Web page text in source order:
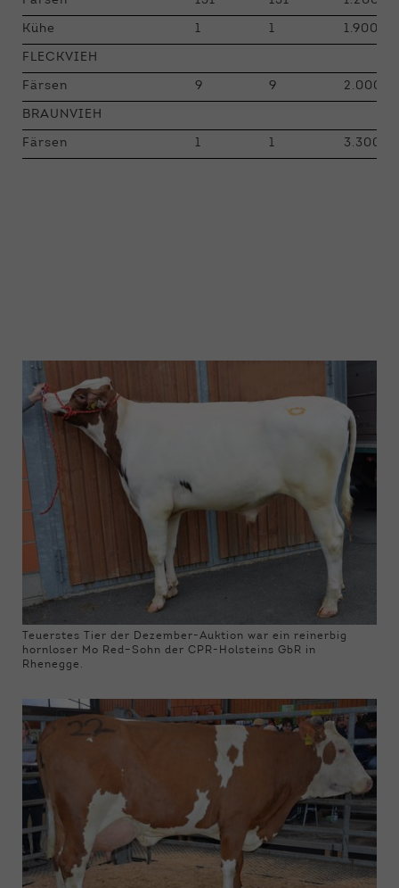
Kühe 1 1 1.900
FLECKVIEH
Färsen 9 9 2.000 -
BRAUNVIEH
Färsen 1 1 3.300
Teuerstes Tier der Dezember-Auktion war ein reinerbig
hornloser Mo Red–Sohn der CPR-Holsteins GbR in
Rhenegge.